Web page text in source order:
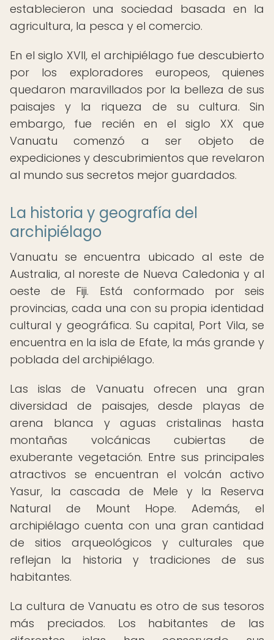
establecieron una sociedad basada en la
agricultura, la pesca y el comercio.
En el siglo XVII, el archipiélago fue descubierto
por los exploradores europeos, quienes
quedaron maravillados por la belleza de sus
paisajes y la riqueza de su cultura. Sin
embargo, fue recién en el siglo XX que
Vanuatu comenzó a ser objeto de
expediciones y descubrimientos que revelaron
al mundo sus secretos mejor guardados.
La historia y geografía del
archipiélago
Vanuatu se encuentra ubicado al este de
Australia, al noreste de Nueva Caledonia y al
oeste de Fiji. Está conformado por seis
provincias, cada una con su propia identidad
cultural y geográfica. Su capital, Port Vila, se
encuentra en la isla de Efate, la más grande y
poblada del archipiélago.
Las islas de Vanuatu ofrecen una gran
diversidad de paisajes, desde playas de
arena blanca y aguas cristalinas hasta
montañas volcánicas cubiertas de
exuberante vegetación. Entre sus principales
atractivos se encuentran el volcán activo
Yasur, la cascada de Mele y la Reserva
Natural de Mount Hope. Además, el
archipiélago cuenta con una gran cantidad
de sitios arqueológicos y culturales que
reflejan la historia y tradiciones de sus
habitantes.
La cultura de Vanuatu es otro de sus tesoros
más preciados. Los habitantes de las